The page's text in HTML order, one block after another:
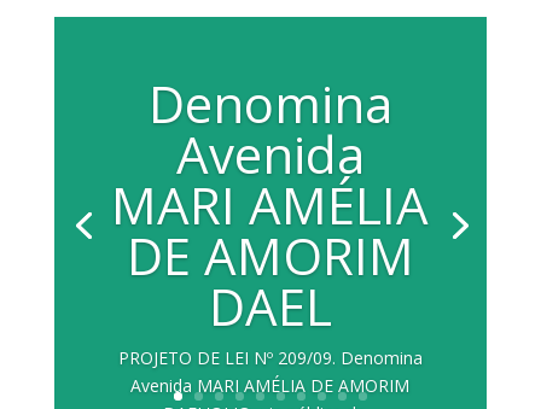
Denomina
Avenida
MARI AMÉLIA
DE AMORIM
DAEL
PROJETO DE LEI Nº 209/09. Denomina
Avenida MARI AMÉLIA DE AMORIM